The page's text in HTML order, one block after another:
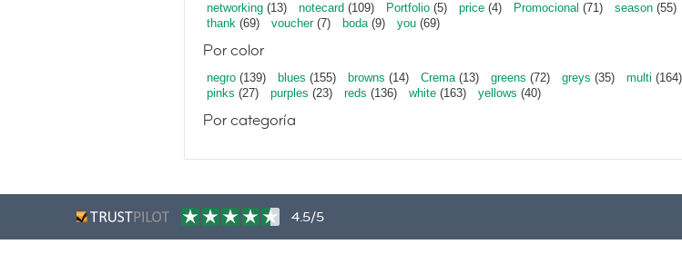
networking (13) notecard (109) Portfolio (5) price (4) Promocional (71) season (55)
thank (69) voucher(7) boda(9) you (69)
Por color
negro (139) blues (155) browns (14) Crema(13) greens (72) greys (35) multi (164)
pinks (27) purples (23) reds (136) white (163) yellows (40)
Por categoría
4.5/5